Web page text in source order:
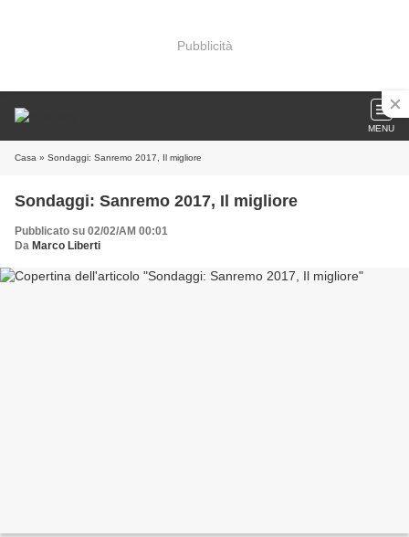
Pubblicità
MENU
Casa » Sondaggi: Sanremo 2017, Il migliore
Sondaggi: Sanremo 2017, Il migliore
Pubblicato su 02/02/AM 00:01
Da Marco Liberti